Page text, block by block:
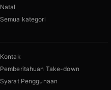
Natal
Semua kategori
Kontak
Pemberitahuan Take-down
Syarat Penggunaan